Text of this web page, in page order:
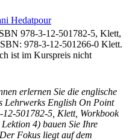
Hedatpour
978-3-12-501782-5, Klett,
978-3-12-501266-0 Klett.
ist im Kurspreis nicht
erlernen Sie die englische
Lehrwerks English On Point
501782-5, Klett, Workbook
4) bauen Sie Ihre
Fokus liegt auf dem